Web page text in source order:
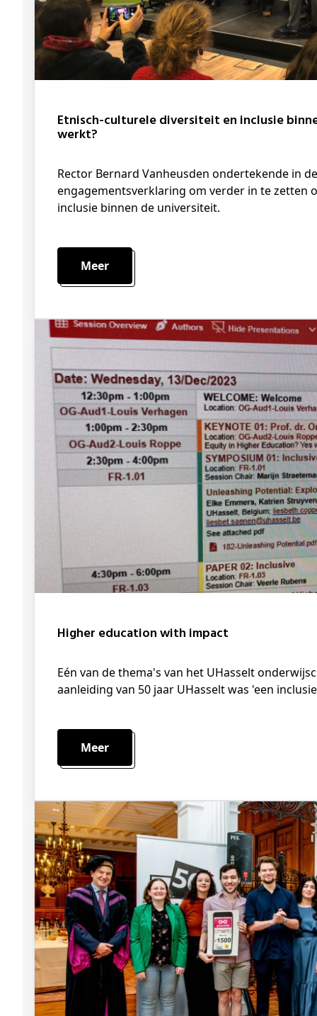
Etnisch-culturele diversiteit en inclusie binnen de Vlaamse universiteiten. Wat
werkt?
Rector Bernard Vanheusden ondertekende in december 2023 de
engagementsverklaring om verder in te zetten
inclusie binnen de universiteit.
Meer
Higher education with impact
Eén van de thema's van het UHasselt onderwijscongres in december '23 naar
aanleiding van 50 jaar UHasselt was 'een
Meer